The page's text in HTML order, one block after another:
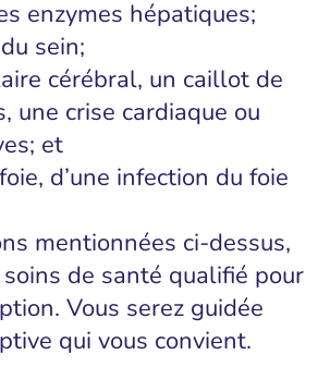
enzymes hépatiques;
sein;
cérébral, un caillot de
une crise cardiaque ou
et
d’une infection du foie
mentionnées ci-dessus,
de santé qualifié pour
Vous serez guidée
qui vous convient.